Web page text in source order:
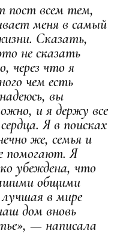
пост всем тем,
меня в самый
Сказать,
не сказать
через что я
чем есть
вы
и я держу все
Я в поисках
же, семья и
помогают. Я
убеждена, что
общими
в мире
дом вновь
— написала